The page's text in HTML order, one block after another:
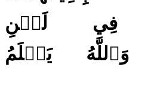
فِي لَحۡنِ
يَعۡلَمُ